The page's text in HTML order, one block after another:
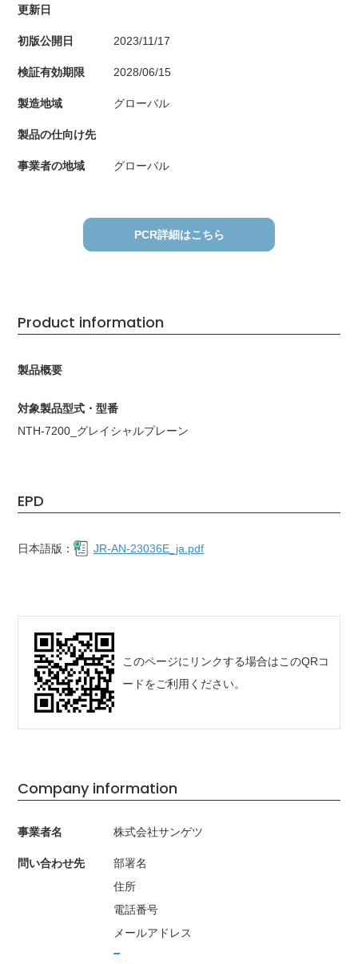
更新日
初版公開日 2023/11/17
検証有効期限 2028/06/15
製造地域 グローバル
製品の仕向け先
事業者の地域 グローバル
PCR詳細はこちら
Product information
製品概要
対象製品型式・型番
NTH-7200_グレイシャルプレーン
EPD
日本語版： JR-AN-23036E_ja.pdf
このページにリンクする場合はこのQRコ
ードをご利用ください。
Company information
事業者名 株式会社サンゲツ
問い合わせ先
部署名
住所
電話番号
メールアドレス